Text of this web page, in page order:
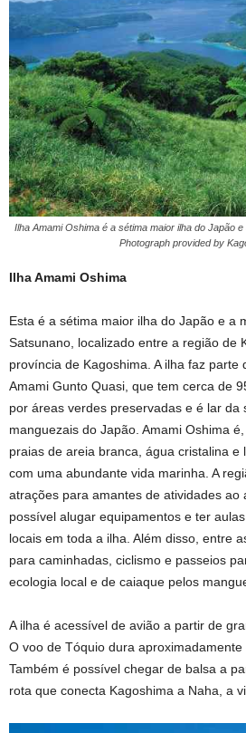
Ilha Amami Oshima é a sétima maior ilha do Japão
Photograph provided by
Ilha Amami Oshima
Esta é a sétima maior ilha do Japão e a
Satsunano, localizado entre a região de
província de Kagoshima. A ilha faz parte
Amami Gunto Quasi, que tem cerca de
por áreas verdes preservadas e é lar da
manguezais do Japão. Amami Oshima
praias de areia branca, água cristalina e
com uma abundante vida marinha. A
atrações para amantes de atividades ao
possível alugar equipamentos e ter
locais em toda a ilha. Além disso, entre
para caminhadas, ciclismo e passeios
ecologia local e de caiaque pelos
A ilha é acessível de avião a partir de
O voo de Tóquio dura aproximadamente
Também é possível chegar de balsa a
rota que conecta Kagoshima a Naha, a